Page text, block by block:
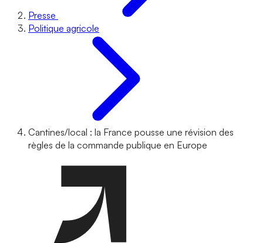
Presse
Politique agricole
Cantines/local : la France pousse une révision des
règles de la commande publique en Europe